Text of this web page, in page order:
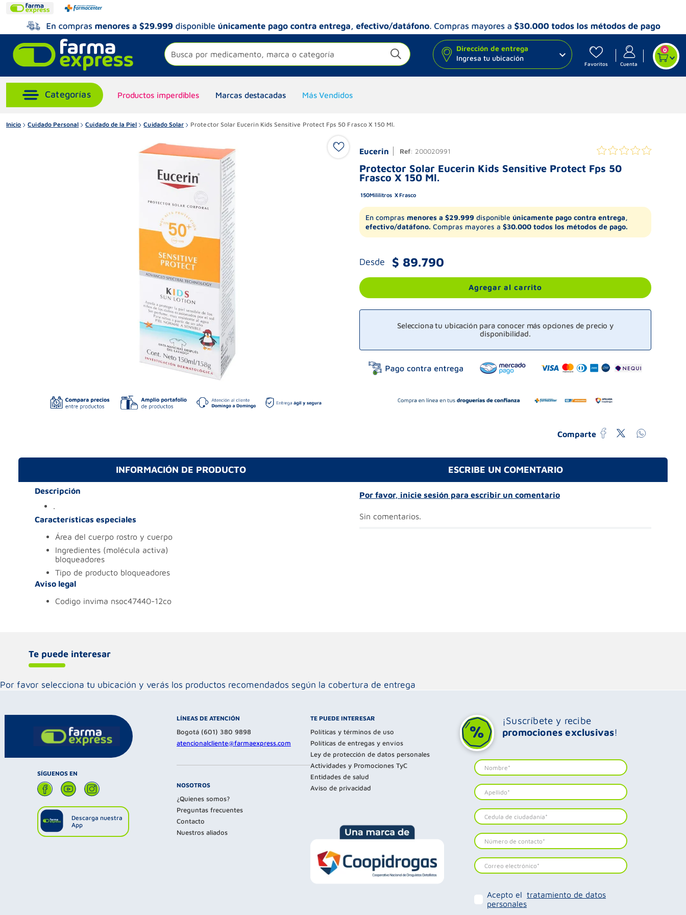
Busca por medicamento, marca o categoría
Dirección de entrega
Ingresa tu ubicación
Favoritos Cuenta
0
Productos imperdibles Marcas destacadas Más Vendidos
Inicio Cuidado Personal Cuidado de la Piel Cuidado Solar Protector Solar Eucerin Kids Sensitive Protect Fps 50 Frasco X 150 Ml.
Eucerin Ref: 200020991
Protector Solar Eucerin Kids Sensitive Protect Fps 50
Frasco X 150 Ml.
150Mililitros Frasco
En compras menores a $29.999 disponible únicamente pago contra entrega,
efectivo/datáfono. Compras mayores a $30.000 todos los métodos de pago.
Desde $ 89.790
Agregar al carrito
Selecciona tu ubicación para conocer más opciones de precio y
disponibilidad.
Comparte
INFORMACIÓN DE PRODUCTO
Descripción
.
Características especiales
área del cuerpo rostro y cuerpo
ingredientes (molécula activa)
bloqueadores
tipo de producto bloqueadores
Aviso legal
codigo invima nsoc47440-12co
ESCRIBE UN COMENTARIO
Por favor, inicie sesión para escribir un comentario
Sin comentarios.
Te puede interesar
Por favor selecciona tu ubicación y verás los productos recomendados según la cobertura de entrega
SÍGUENOS EN
Descarga nuestra
App
LÍNEAS DE ATENCIÓN
Bogotá (601) 380 9898
atencionalcliente@farmaexpress.com
NOSOTROS
¿Quienes somos?
Preguntas frecuentes
Contacto
Nuestros aliados
TE PUEDE INTERESAR
Políticas y términos de uso
Políticas de entregas y envíos
Ley de protección de datos personales
Actividades y Promociones TyC
Entidades de salud
Aviso de privacidad
¡Suscríbete y recibe
promociones exclusivas!
Acepto el tratamiento de datos
personales